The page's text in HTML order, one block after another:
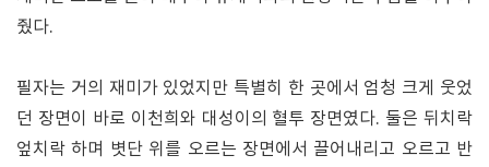
줬다.
필자는 거의 재미가 있었지만 특별히 한 곳에서 엄청 크게 웃었
던 장면이 바로 이천희와 대성이의 혈투 장면였다. 둘은 뒤치락
엎치락 하며 볏단 위를 오르는 장면에서 끌어내리고 오르고 반